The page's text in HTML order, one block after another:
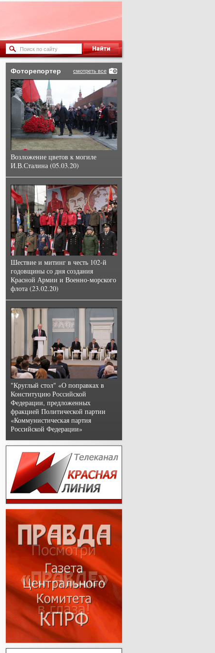
смотреть все
Фоторепортер
Возложение цветов к могиле
И.В.Сталина (05.03.20)
Шествие и митинг в честь 102-й
годовщины со дня создания
Красной Армии и Военно-морского
флота (23.02.20)
"Круглый стол" «О поправках в
Конституцию Российской
Федерации, предложенных
фракцией Политической партии
«Коммунистическая партия
Российской Федерации»